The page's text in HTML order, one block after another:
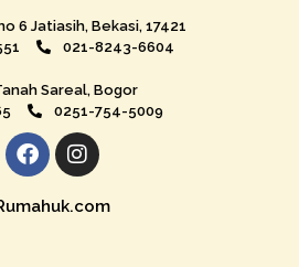
6 Jatiasih, Bekasi, 17421
021-8243-6604
Sareal, Bogor
0251-754-5009